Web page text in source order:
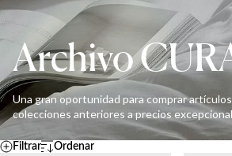
Archivo
Una gran oportunidad para comprar
colecciones anteriores a precios
Filtrar Ordenar